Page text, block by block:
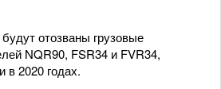
отозваны грузовые
NQR90, FSR34 и FVR34,
в 2020 годах.